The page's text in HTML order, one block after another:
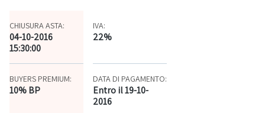
CHIUSURA ASTA:
04-10-2016
15:30:00
IVA:
22%
BUYERS PREMIUM:
10% BP
DATA DI PAGAMENTO:
Entro il 19-10-
2016